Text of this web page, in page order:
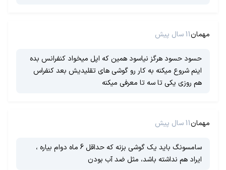
مهمان11 سال پیش
حسود حسود هرگز نیاسود همین که اپل میخواد کنفرانس بده
اینم شروع میکنه به کار رو گوشی های تقلیدیش بعد کنفراس
هم روزی یکی تا سه تا معرفی میکنه
مهمان11 سال پیش
سامسونگ باید یک گوشی بزنه که حداقل 6 ماه دوام بیاره ،
ایراد هم نداشته باشد، مثل ضد آب بودن